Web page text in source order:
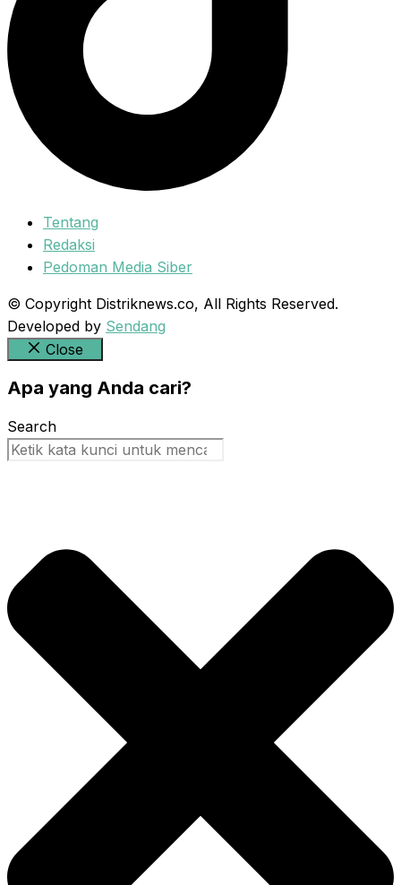
Tentang
Redaksi
Pedoman Media Siber
© Copyright Distriknews.co, All Rights Reserved.
Developed by Sendang
Close
Apa yang Anda cari?
Search